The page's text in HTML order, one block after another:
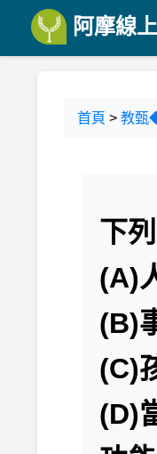
阿摩線
首頁 > 教甄
下
(A)
(B)
(C)
(D)